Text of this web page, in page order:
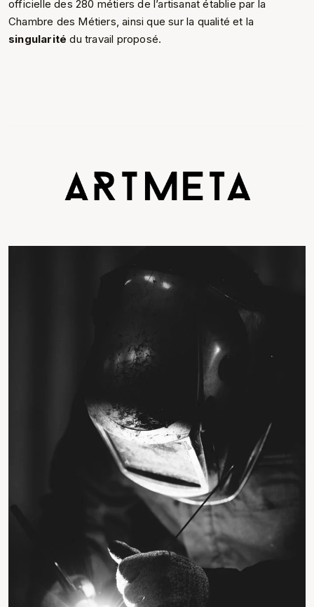
officielle des 280 métiers de l’artisanat établie par la
Chambre des Métiers, ainsi que sur la qualité et la
singularité du travail proposé.